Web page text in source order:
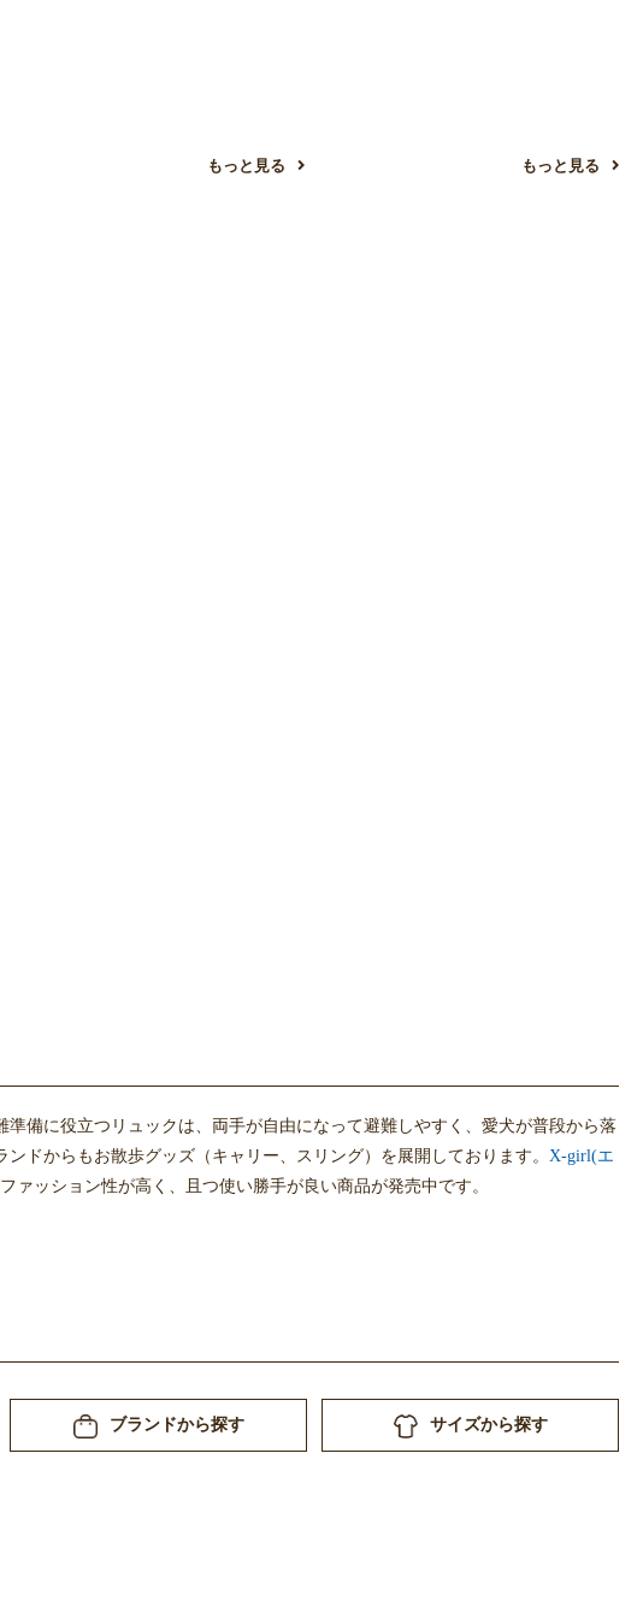
もっと見る もっと見る
備に役立つリュックは、両手が自由になって避難しやすく、愛犬が普段から落
ドからもお散歩グッズ（キャリー、スリング）を展開しております。 X-girl(エ
ァッション性が高く、且つ使い勝手が良い商品が発売中です。
ブランドから探す サイズから探す